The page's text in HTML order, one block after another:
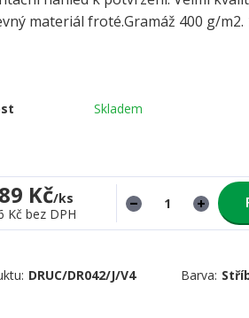
materiál froté.Gramáž 400 g/m2.
Skladem
Kč/ks
Kč bez DPH
DRUC/DR042/J/V4 Barva: